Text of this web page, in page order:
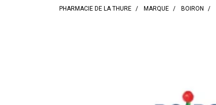
PHARMACIE DE LA THURE MARQUE BOIRON